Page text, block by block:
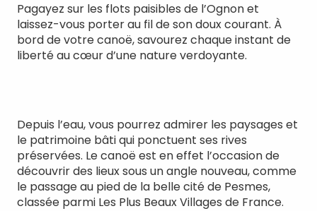
Pagayez sur les flots paisibles de l’Ognon et
laissez-vous porter au fil de son doux courant. À
bord de votre canoë, savourez chaque instant de
liberté au cœur d’une nature verdoyante.
Depuis l’eau, vous pourrez admirer les paysages et
le patrimoine bâti qui ponctuent ses rives
préservées. Le canoë est en effet l’occasion de
découvrir des lieux sous un angle nouveau, comme
le passage au pied de la belle cité de Pesmes,
classée parmi Les Plus Beaux Villages de France.